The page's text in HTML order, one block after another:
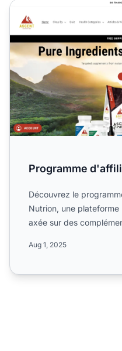
Programme d'affiliation
Programme
Découvrez le
Nutrion, une plateforme
axée sur des
Aug 1, 2025